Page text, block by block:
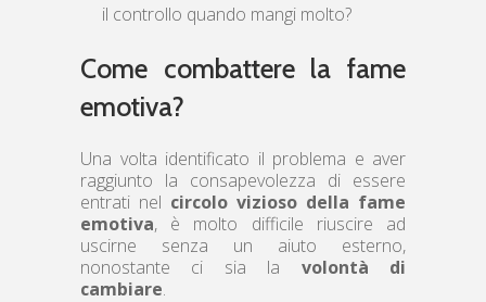
il controllo quando mangi molto?
Come combattere la fame
emotiva?
Una volta identificato il problema e aver
raggiunto la consapevolezza di essere
entrati nel circolo vizioso della fame
emotiva, è molto difficile riuscire ad
uscirne senza un aiuto esterno,
nonostante ci sia la volontà di
cambiare.